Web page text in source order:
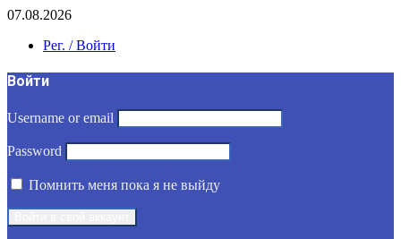
07.08.2026
Рег. / Войти
Войти
Username or email
Password
Помнить меня пока я не выйду